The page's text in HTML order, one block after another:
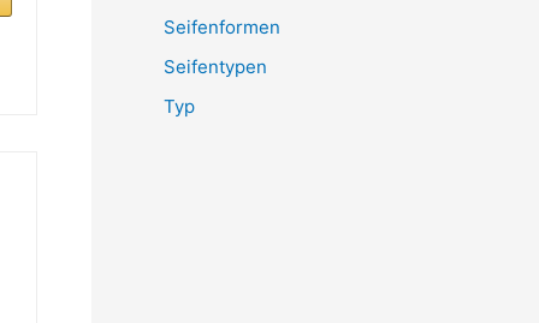
Seifenformen
Seifentypen
Typ